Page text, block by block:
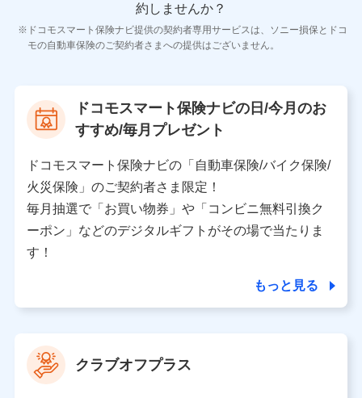
【共同して利用する者の範囲】
当社
当社又は株式会社NTTドコモが提供する保険関連サービ
スにおけるユーザ登録受付および管理のため
を受けている保険会社・提携会社の保険その他に関する
情報を提供するため、また維持管理等の委託業務遂行の
ため、またそれらに付帯、関連する当社、株式会社NTT
ドコモおよび提携会社のサービスを案内、提供するため
（各サービスで取得したサービス利用履歴、ウェブサイ
トの閲覧履歴、購買履歴、ご契約内容等のパーソナルデ
ータを分析して、お客さまの趣味・嗜好・傾向に応じた
上記に係る案内・手続き・管理等付帯業務を行うため
【当該個人データの管理について責任を有する者の名称・住
所・代表者名】
約しませんか？
ドコモスマート保険ナビ提供の契約者専用サービスは、ソニー損保とドコ
モの自動車保険のご契約者さまへの提供はございません。
ドコモスマート保険ナビの日/今月のお
すすめ/毎月プレゼント
ドコモスマート保険ナビの「自動車保険/バイク保険/
火災保険」のご契約者さま限定！
毎月抽選で「お買い物券」や「コンビニ無料引換ク
ーポン」などのデジタルギフトがその場で当たりま
す！
もっと見る
クラブオフプラス